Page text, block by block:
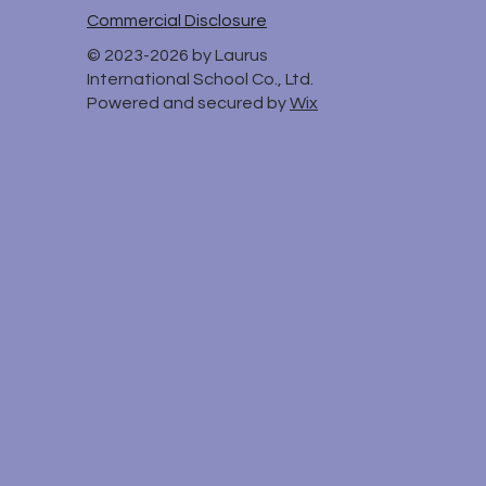
Commercial Disclosure
© 2023-2026 by Laurus
International School Co., Ltd.
Powered and secured byWix